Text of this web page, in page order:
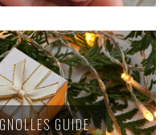
GUIDE